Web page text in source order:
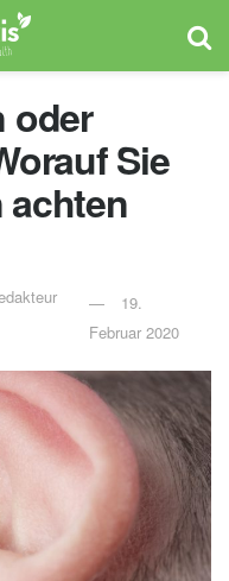
oder
Sie
achten
19.
Februar 2020